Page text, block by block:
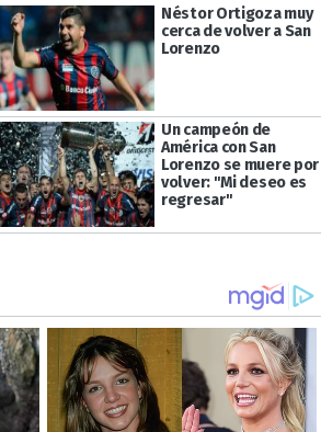
Néstor Ortigoza muy
cerca de volver a San
Lorenzo
Un campeón de
América con San
Lorenzo se muere por
volver: "Mi deseo es
regresar"